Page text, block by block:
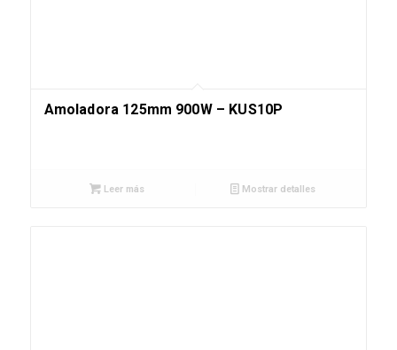
Amoladora 125mm 900W – KUS10P
Leer más Mostrar detalles